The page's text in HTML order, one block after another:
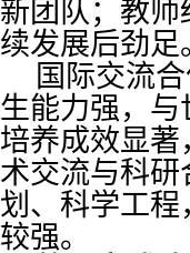
新团队；教
续发展后劲足
国际交流
生能力强，
培养成效显
术交流与科
划、科学工
较强。